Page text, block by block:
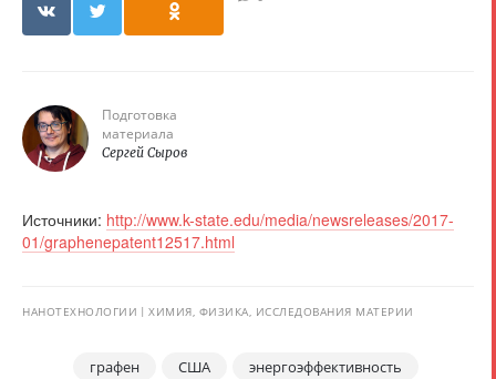
Подготовка
материала
Сергей Сыров
Источники: http://www.k-state.edu/media/newsreleases/2017-
01/graphenepatent12517.html
НАНОТЕХНОЛОГИИ ХИМИЯ, ФИЗИКА, ИССЛЕДОВАНИЯ МАТЕРИИ
графен США энергоэффективность